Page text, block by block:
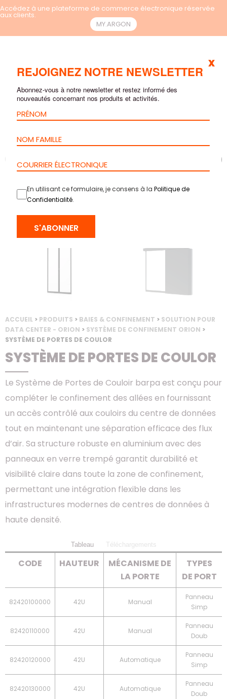
Accédez à une plateforme de commerce électronique réservée
aux clients.
MY.ARGON
ACCUEIL > PRODUITS > BAIES & CONFINEMENT > SOLUTION POUR
DATA CENTER - ORION > SYSTÈME DE CONFINEMENT ORION >
SYSTÈME DE PORTES DE COULOR
SYSTÈME DE PORTES DE COULOR
Le Système de Portes de Couloir barpa est conçu pour
compléter le confinement des allées en fournissant
un accès contrôlé aux couloirs du centre de données
tout en maintenant une séparation efficace des flux
d’air. Sa structure robuste en aluminium avec des
panneaux en verre trempé garantit durabilité et
visibilité claire dans toute la zone de confinement,
permettant une intégration flexible dans les
infrastructures modernes de centres de données à
haute densité.
Tableau Téléchargements
CODE HAUTEUR
MÉCANISME DE
LA PORTE
TYPES
DE PORT
82420100000 42U Manual
Panneau
Simp
82420110000 42U Manual
Panneau
Doub
82420120000 42U Automatique
Panneau
Simp
82420130000 42U Automatique
Panneau
Doub
REJOIGNEZ NOTRE NEWSLETTER
Abonnez-vous à notre newsletter et restez informé des
nouveautés concernant nos produits et activités.
En utilisant ce formulaire, je consens à la Politique de
Confidentialité.
S'ABONNER
x